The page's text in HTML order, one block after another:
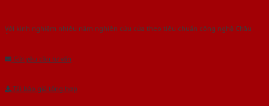
Với kinh nghiệm nhiêu năm nghiên cứu cửa theo tiêu chuẩn công nghệ Châu
Gửi yêu cầu tư vấn
Tải báo giá tổng hợp